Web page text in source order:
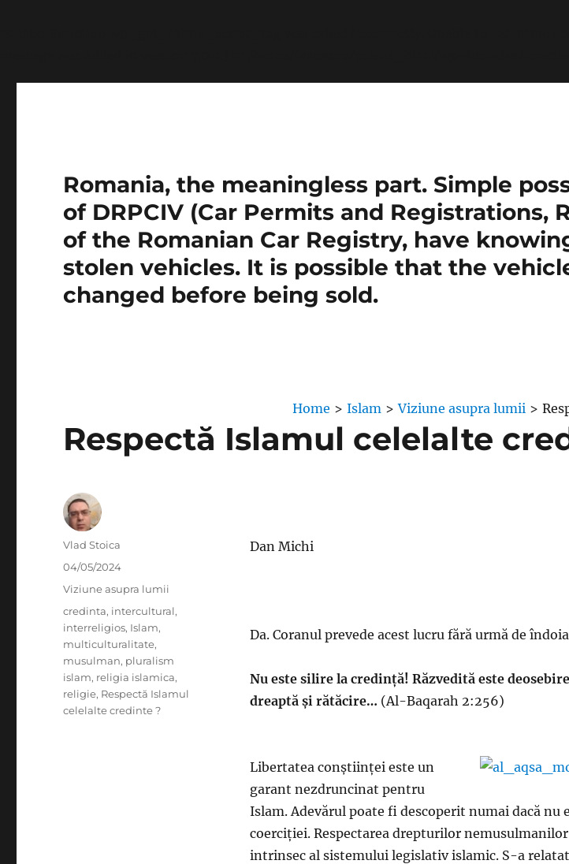
Romania, the meaningless part. Simple
of DRPCIV (Car Permits and
of the Romanian Car Registry, have
stolen vehicles. It is possible that the
changed before being sold.
Home > Islam > Viziune asupra lumii >
Respectă Islamul celelalte
Dan Michi
Da. Coranul prevede acest lucru fără urmă de
Nu este silire la credință! Răzvedită este
dreaptă și rătăcire… (Al-Baqarah 2:256)
Libertatea conștiinței este un
garant nezdruncinat pentru
Islam. Adevărul poate fi descoperit numai dacă nu
coerciției. Respectarea drepturilor
intrinsec al sistemului legislativ islamic. S-a
Author
Vlad Stoica
Posted
on
04/05/2024
Categories
Viziune asupra lumii
Tags
credinta, intercultural,
interreligios, Islam,
multiculturalitate,
musulman, pluralism
islam, religia islamica,
religie, Respectă Islamul
celelalte credinte ?